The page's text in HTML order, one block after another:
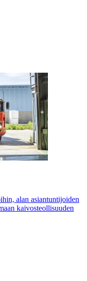
alan asiantuntijoiden
kaivosteollisuuden